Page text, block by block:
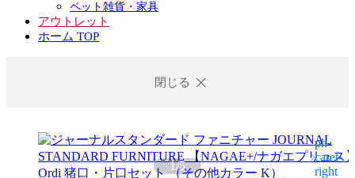
ペット雑貨・家具
アウトレット
ホーム TOP
閉じる
1/5